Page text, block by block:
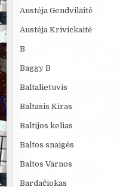
Austėja Gendvilaitė
Austėja Krivickaitė
B
Baggy B
Baltalietuvis
Baltasis Kiras
Baltijos kelias
Baltos snaigės
Baltos Varnos
Bardačiokas